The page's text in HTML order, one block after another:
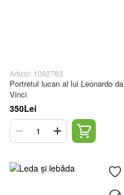
Articol: 1092783
Portretul lucan al lui Leonardo da
Vinci
350Lei